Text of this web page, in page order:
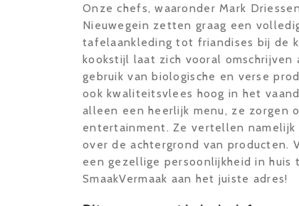
Onze chefs, waaronder Mark
Nieuwegein zetten graag een
tafelaankleding tot friandises bij de
kookstijl laat zich vooral omschrijven
gebruik van biologische en verse
ook kwaliteitsvlees hoog in het
alleen een heerlijk menu, ze zorgen
entertainment. Ze vertellen
over de achtergrond van producten.
een gezellige persoonlijkheid in huis
SmaakVermaak aan het juiste adres!